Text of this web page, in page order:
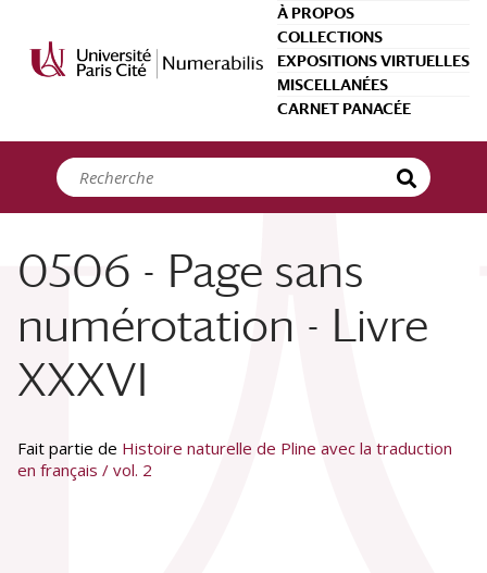
À PROPOS
COLLECTIONS
EXPOSITIONS VIRTUELLES
MISCELLANÉES
CARNET PANACÉE
0506 - Page sans
numérotation - Livre
XXXVI
Fait partie de Histoire naturelle de Pline avec la traduction
en français / vol. 2